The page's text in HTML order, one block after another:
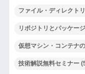
ファイル・ディレクト
リポジトリとパッケー
仮想マシン・コンテナ
技術解説無料セミナー